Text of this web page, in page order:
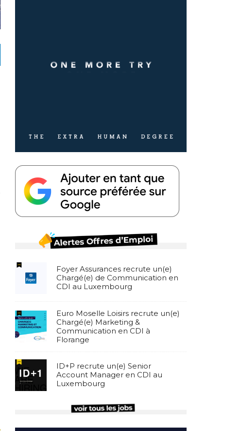
Foyer Assurances recrute un(e)
Chargé(e) de Communication en
CDI au Luxembourg
Euro Moselle Loisirs recrute un(e)
Chargé(e) Marketing &
Communication en CDI à
Florange
ID+P recrute un(e) Senior
Account Manager en CDI au
Luxembourg